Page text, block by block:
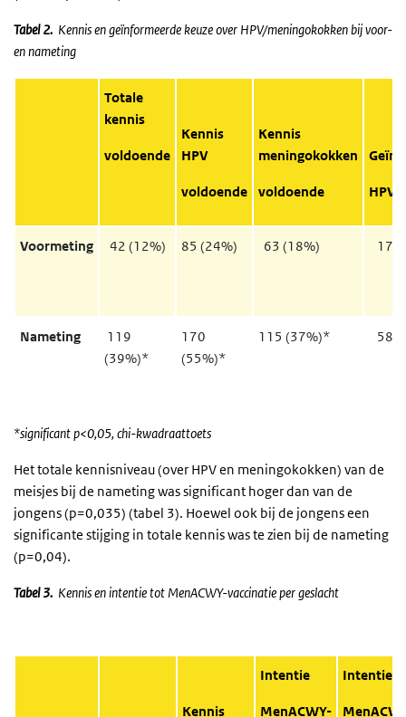
Tabel 2. Kennis en geïnformeerde keuze over HPV/meningokokken bij voor-
en nameting
Totale
kennis
voldoende
Kennis
HPV
voldoende
Kennis
meningokokken
voldoende HPV-
Voormeting 42 (12%) 85 (24%) 63 (18%) 17
Nameting
119
(39%)*
170
(55%)*
115 (37%)* 58
*significant p<0,05, chi-kwadraattoets
Het totale kennisniveau (over HPV en meningokokken) van de
meisjes bij de nameting was significant hoger dan van de
jongens (p=0,035) (tabel 3). Hoewel ook bij de jongens een
significante stijging in totale kennis was te zien bij de nameting
(p=0,04).
Tabel 3. Kennis en intentie tot MenACWY-vaccinatie per geslacht
Kennis
Intentie
MenACWY-
Intentie